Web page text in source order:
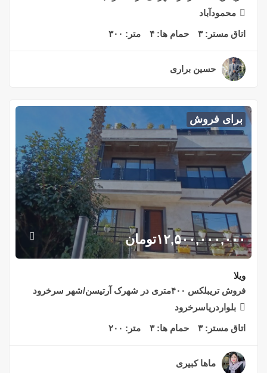
محمودآباد
اتاق مستر:۳ حمام ها: ۴ متر: ۳۰۰
حسین براری
برای فروش
۱۲,۵۰۰,۰۰۰,۰۰۰تومان
ویلا
فروش تریبلکس ۴۰۰متری در شهرک آرتیسن/شهر سرخرود
بلواردریاسرخرود
اتاق مستر:۳ حمام ها:۳ متر: ۲۰۰
ماها کبیری